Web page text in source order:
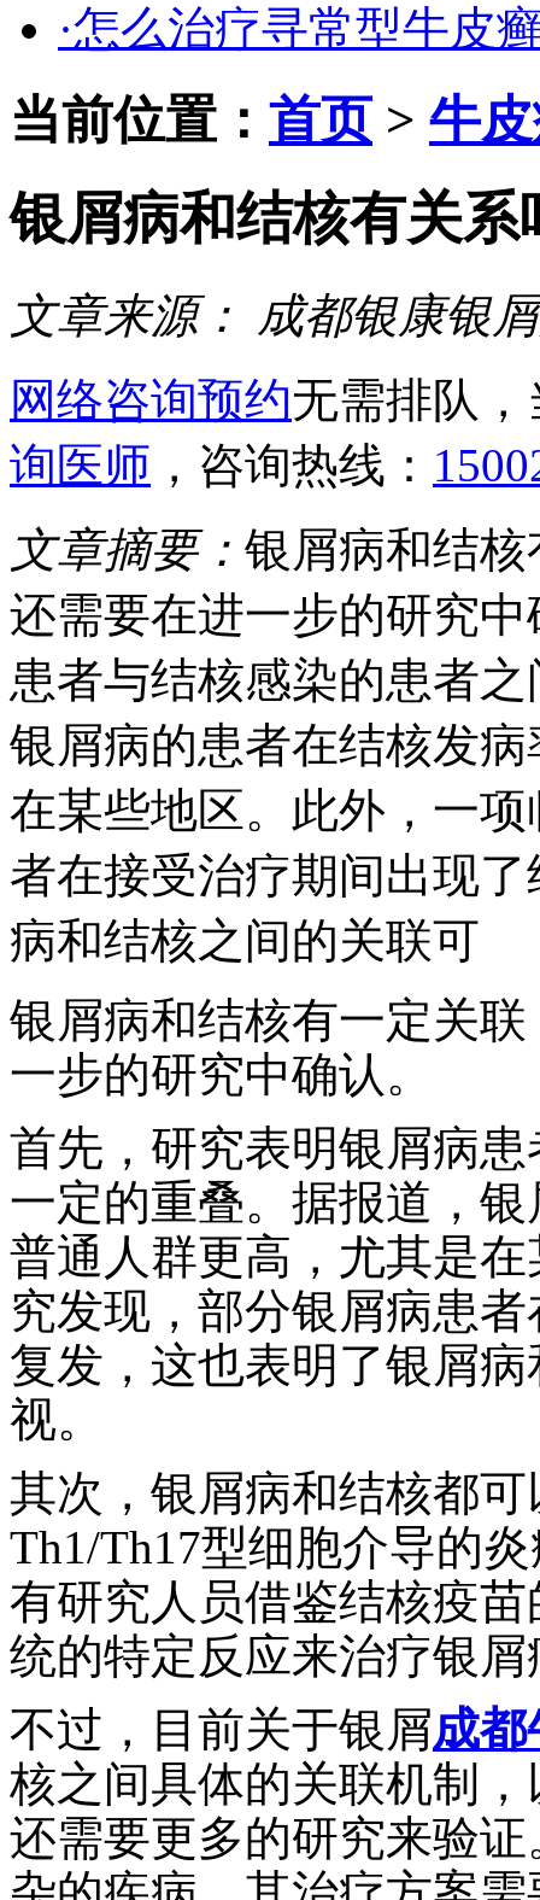
·怎么治疗寻常型牛皮
当前位置： 首页> 牛
银屑病和结核有关系
文章来源：
成都银康银
网络咨询预约无需排队
询医师 ，咨询热线：
文章摘要： 银屑病和结
还需要在进一步的研究
患者与结核感染的患者
银屑病的患者在结核发
在某些地区。此外，一
者在接受治疗期间出现
病和结核之间的关联可
银屑病和结核有一定关
一步的研究中确认。
首先，研究表明银屑病
一定的重叠。据报道，
普通人群更高，尤其是
究发现，部分银屑病患
复发，这也表明了银屑
视。
其次，银屑病和结核都
Th1/Th17型细胞介导的
有研究人员借鉴结核疫
统的特定反应来治疗银屑
不过，目前关于银屑成
核之间具体的关联机制
还需要更多的研究来验